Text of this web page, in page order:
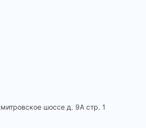
шоссе д. 9А стр. 1